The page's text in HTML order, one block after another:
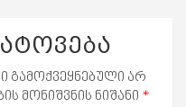
გამოქვეყნებული არ
მონიშვნის ნიშანი *